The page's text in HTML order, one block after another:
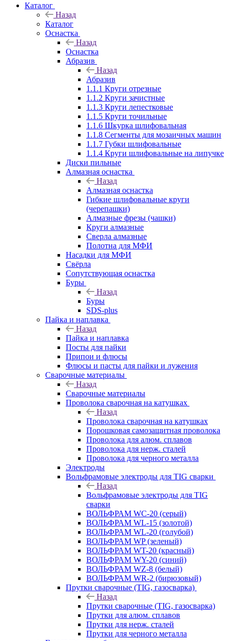
Каталог
Назад
Каталог
Оснастка
Назад
Оснастка
Абразив
Назад
Абразив
1.1.1 Круги отрезные
1.1.2 Круги зачистные
1.1.3 Круги лепестковые
1.1.5 Круги точильные
1.1.6 Шкурка шлифовальная
1.1.8 Сегменты для мозаичных машин
1.1.7 Губки шлифовальные
1.1.4 Круги шлифовальные на липучке
Диски пильные
Алмазная оснастка
Назад
Алмазная оснастка
Гибкие шлифовальные круги
(черепашки)
Алмазные фрезы (чашки)
Круги алмазные
Сверла алмазные
Полотна для МФИ
Насадки для МФИ
Свёрла
Сопутствующая оснастка
Буры
Назад
Буры
SDS-plus
Пайка и наплавка
Назад
Пайка и наплавка
Посты для пайки
Припои и флюсы
Флюсы и пасты для пайки и лужения
Сварочные материалы
Назад
Сварочные материалы
Проволока сварочная на катушках
Назад
Проволока сварочная на катушках
Порошковая самозащитная проволока
Проволока для алюм. сплавов
Проволока для нерж. сталей
Проволока для черного металла
Электроды
Вольфрамовые электроды для TIG сварки
Назад
Вольфрамовые электроды для TIG
сварки
ВОЛЬФРАМ WC-20 (серый)
ВОЛЬФРАМ WL-15 (золотой)
ВОЛЬФРАМ WL-20 (голубой)
ВОЛЬФРАМ WP (зеленый)
ВОЛЬФРАМ WT-20 (красный)
ВОЛЬФРАМ WY-20 (синий)
ВОЛЬФРАМ WZ-8 (белый)
ВОЛЬФРАМ WR-2 (бирюзовый)
Прутки сварочные (TIG, газосварка)
Назад
Прутки сварочные (TIG, газосварка)
Прутки для алюм. сплавов
Прутки для нерж. сталей
Прутки для черного металла